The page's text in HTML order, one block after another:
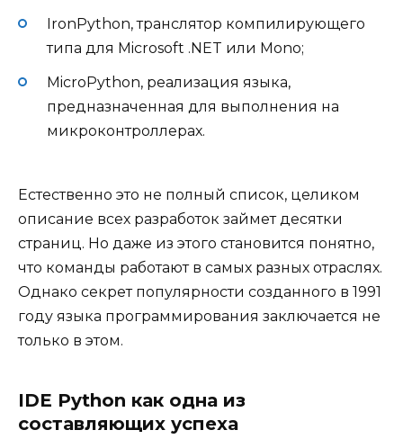
IronPython, транслятор компилирующего
типа для Microsoft .NET или Mono;
MicroPython, реализация языка,
предназначенная для выполнения на
микроконтроллерах.
Естественно это не полный список, целиком
описание всех разработок займет десятки
страниц. Но даже из этого становится понятно,
что команды работают в самых разных отраслях.
Однако секрет популярности созданного в 1991
году языка программирования заключается не
только в этом.
IDE Python как одна из
составляющих успеха